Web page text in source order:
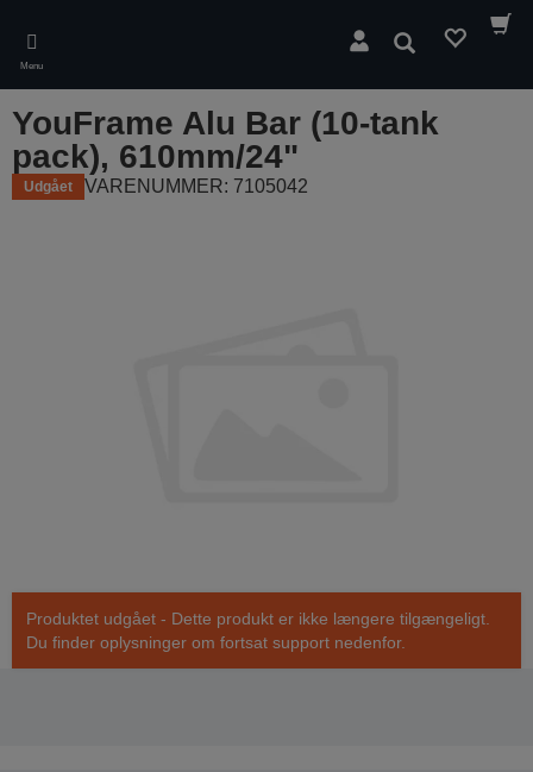
main
content
Menu
Søg
YouFrame Alu Bar (10-tank
pack), 610mm/24"
Udgået VARENUMMER: 7105042
Produktet udgået - Dette produkt er ikke længere tilgængeligt.
Du finder oplysninger om fortsat support nedenfor.